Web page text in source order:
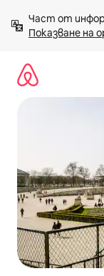
към
съдържанието
Показване на